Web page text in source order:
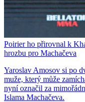
Poirier ho přirovnal k
hrozbu pro Machačeva
Yaroslav Amosov si po
muže, který může
nyní označil za
Islama Machačeva.